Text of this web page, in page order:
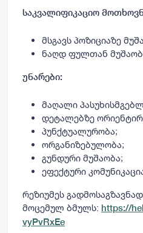
საკვალიფიკაციო
მსგავს პოზიციაზე
ნაღდ ფულთან
უნარები:
მაღალი
დეტალებზე
პუნქტუალურობა;
ორგანიზებულობა;
გუნდური მუშაობა;
ეფექტური
რეზიუმეს
მოცემულ ბმულს: https://
vyPvRxEe